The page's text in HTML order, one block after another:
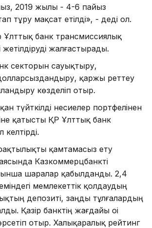
2019 жылы - 4-6 пайыз
тұру мақсат етілді», - деді ол.
банк трансмиссиялық
жалғастырады.
секторын сауықтыру,
қаржы реттеу
көзделіп отыр.
түйткілді несиелер портфелінен
қатысты ҚР Ұлттық банк
қамтамасыз ету
Казкоммерцбанкті
шаралар қабылданды. 2,4
мемлекеттік қолдаудың
депозиті, заңды тұлғалардың
Қазір банктің жағдайы оі
отыр. Халықаралық рейтинг